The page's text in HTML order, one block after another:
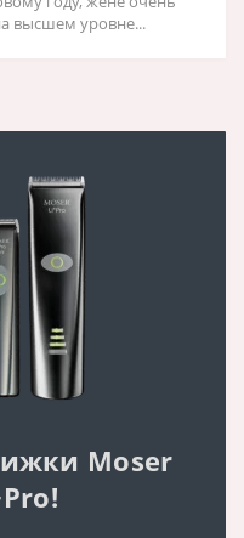
высшем уровне...
Moser